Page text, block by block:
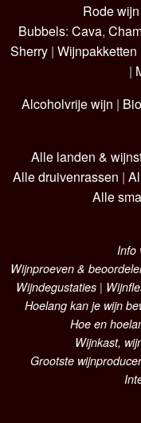
Rode wijn
Bubbels: Cava,
Sherry | Wijnpakketten
|
Alcoholvrije wijn |
Alle landen &
Alle druivenrassen |
Alle
Info
Wijnproeven &
Wijndegustaties |
Hoelang kan je wijn
Hoe en
Wijnkast,
Grootste